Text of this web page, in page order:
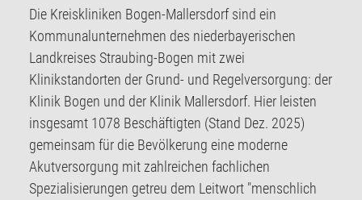
Die Kreiskliniken Bogen-Mallersdorf sind ein
Kommunalunternehmen des niederbayerischen
Landkreises Straubing-Bogen mit zwei
Klinikstandorten der Grund- und Regelversorgung: der
Klinik Bogen und der Klinik Mallersdorf. Hier leisten
insgesamt 1078 Beschäftigten (Stand Dez. 2025)
gemeinsam für die Bevölkerung eine moderne
Akutversorgung mit zahlreichen fachlichen
Spezialisierungen getreu dem Leitwort "menschlich